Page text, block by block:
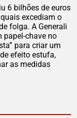
6 bilhões de euros
excediam o
folga. A Generali
papel-chave no
para criar um
efeito estufa,
as medidas